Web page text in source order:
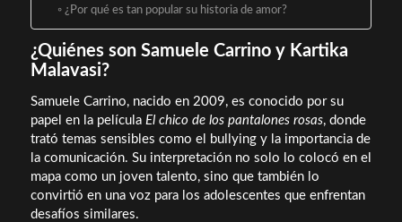
¿Por qué es tan popular su historia de amor?
¿Quiénes son Samuele Carrino y Kartika
Malavasi?
Samuele Carrino, nacido en 2009, es conocido por su
papel en la película El chico de los pantalones rosas, donde
trató temas sensibles como el bullying y la importancia de
la comunicación. Su interpretación no solo lo colocó en el
mapa como un joven talento, sino que también lo
convirtió en una voz para los adolescentes que enfrentan
desafíos similares.